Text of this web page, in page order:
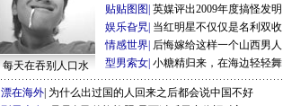
每天在吞别人口水
贴贴图图 英媒评出2009年度搞怪发明
娱乐旮旯 当红明星不仅仅是名利双收
情感世界 后悔嫁给这样一个山西男人
型男索女 小糖精归来，在海边轻轻舞
漂在海外 为什么出过国的人回来之后都会说中国不好